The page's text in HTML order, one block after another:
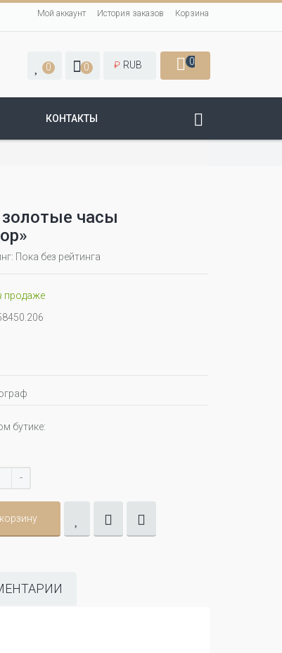
Мой аккаунт История заказов Корзина
0 0 ₽ RUB 0
КОНТАКТЫ
часы
Пока без рейтинга
продаже
бутике:
-